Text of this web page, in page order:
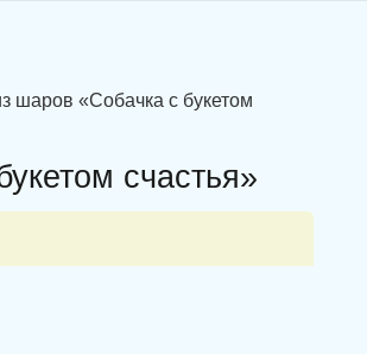
шаров «Собачка с букетом
счастья»